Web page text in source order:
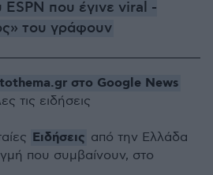
που έγινε viral -
του γράφουν
στο Google News
τις ειδήσεις
Ειδήσεις από την Ελλάδα
που συμβαίνουν, στο